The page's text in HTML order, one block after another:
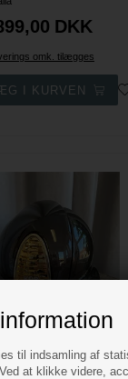
til indsamling af
at klikke videre,
DKK
omk. tilægges